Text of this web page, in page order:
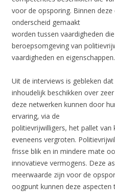
voor de opsporing. Binnen
onderscheid gemaakt
worden tussen vaardigheden
beroepsomgeving van
vaardigheden en eigenschappen.
Uit de interviews is gebleken
inhoudelijk beschikken over
deze netwerken kunnen door
ervaring, via de
politievrijwilligers, het pallet van
eveneens vergroten.
frisse blik en in mindere mate
innovatieve vermogens. Deze
meerwaarde zijn voor de
oogpunt kunnen deze